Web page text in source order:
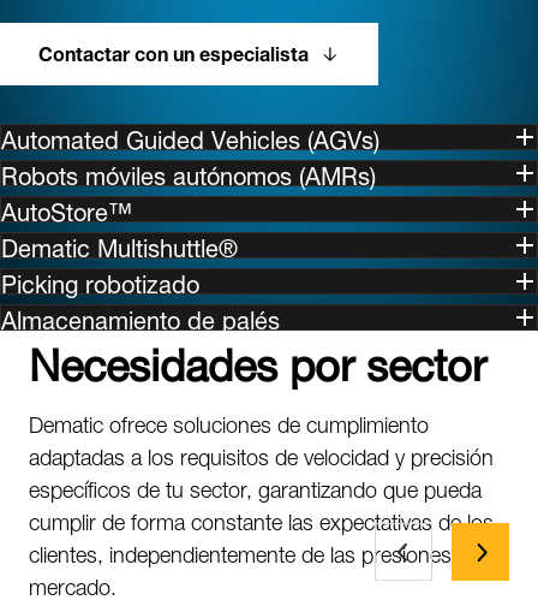
Contactar con un especialista
Automated Guided Vehicles (AGVs)
Robots móviles autónomos (AMRs)
AutoStore™
Dematic Multishuttle®
Picking robotizado
Almacenamiento de palés
Necesidades por sector
Dematic ofrece soluciones de cumplimiento
adaptadas a los requisitos de velocidad y precisión
específicos de tu sector, garantizando que pueda
cumplir de forma constante las expectativas de los
clientes, independientemente de las presiones del
mercado.